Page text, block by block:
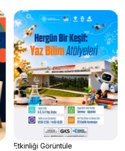
Etkinliği Görüntüle